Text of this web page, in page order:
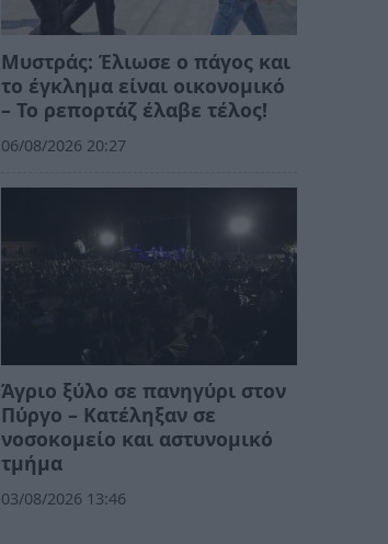
Μυστράς: Έλιωσε ο πάγος και
το έγκλημα είναι οικονομικό
– Το ρεπορτάζ έλαβε τέλος!
06/08/2026 20:27
Άγριο ξύλο σε πανηγύρι στον
Πύργο – Κατέληξαν σε
νοσοκομείο και αστυνομικό
τμήμα
03/08/2026 13:46